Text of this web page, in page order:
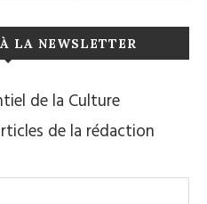
LA NEWSLETTER
de la Culture
de la rédaction